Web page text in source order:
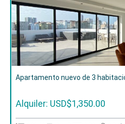
Puertas y closets de
preciosa
Gabinetes de cocina
backsplash en granito
Forma de Pago:
Completivo Inicial40%
en cuotas hasta Abril
Apartamento nuevo de 3
Alquiler: USD$1,350.00